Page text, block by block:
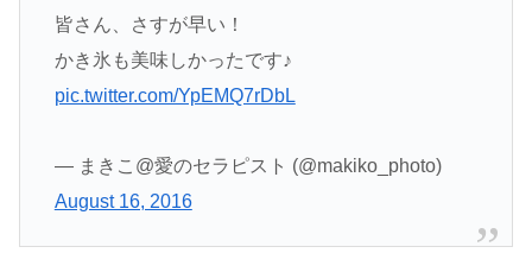
皆さん、さすが早い！
かき氷も美味しかったです♪
pic.twitter.com/YpEMQ7rDbL
— まきこ@愛のセラピスト (@makiko_photo)
August 16, 2016